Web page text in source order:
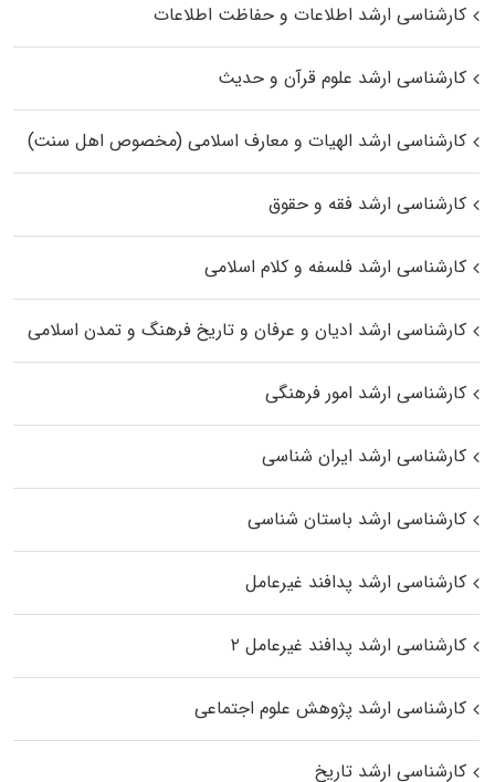
کارشناسی ارشد اطلاعات و حفاظت اطلاعات
کارشناسی ارشد علوم قرآن و حدیث
کارشناسی ارشد الهیات و معارف اسلامی (مخصوص اهل سنت)
کارشناسی ارشد فقه و حقوق
کارشناسی ارشد فلسفه و کلام اسلامی
کارشناسی ارشد ادیان و عرفان و تاریخ فرهنگ و تمدن اسلامی
کارشناسی ارشد امور فرهنگی
کارشناسی ارشد ایران شناسی
کارشناسی ارشد باستان شناسی
کارشناسی ارشد پدافند غیرعامل
کارشناسی ارشد پدافند غیرعامل ۲
کارشناسی ارشد پژوهش علوم اجتماعی
کارشناسی ارشد تاریخ